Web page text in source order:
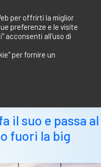
il suo e passa al
fuori la big
per offrirti la miglior
preferenze e le visite
acconsenti all'uso di
per fornire un